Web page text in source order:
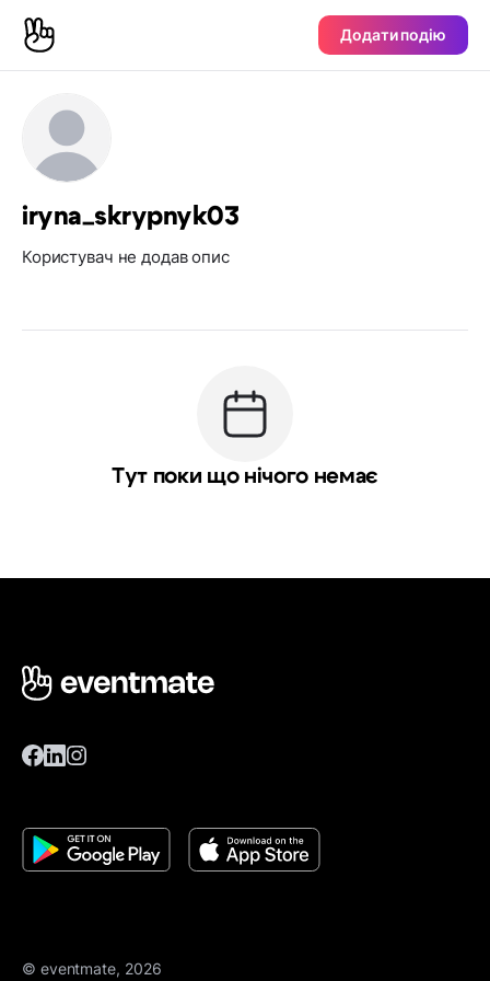
Додати подію
iryna_skrypnyk03
Користувач не додав опис
Тут поки що нічого немає
© eventmate, 2026